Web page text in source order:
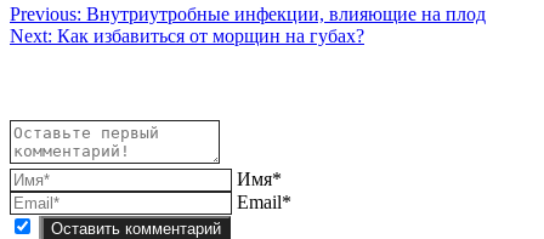
Навигация
по
Previous: Внутриутробные инфекции, влияющие на плод
Next: Как избавиться от морщин на губах?
Имя*
Email*